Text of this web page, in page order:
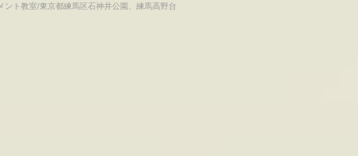
ト教室/東京都練馬区石神井公園、練馬高野台